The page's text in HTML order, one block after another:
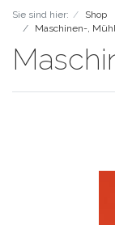
Sie sind hier: Shop
Maschinen-,